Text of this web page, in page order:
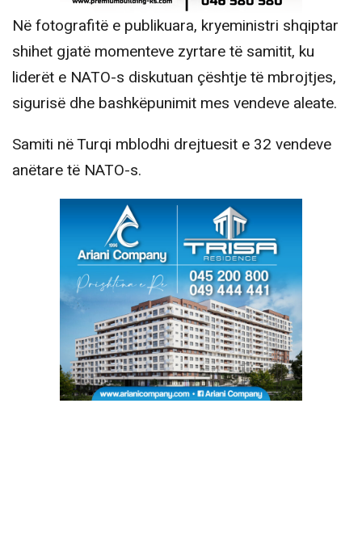
Në fotografitë e publikuara, kryeministri shqiptar
shihet gjatë momenteve zyrtare të samitit, ku
liderët e NATO-s diskutuan çështje të mbrojtjes,
sigurisë dhe bashkëpunimit mes vendeve aleate.
Samiti në Turqi mblodhi drejtuesit e 32 vendeve
anëtare të NATO-s.